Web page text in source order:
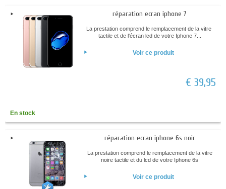
réparation ecran iphone 7
La prestation comprend le remplacement de la vitre
tactile et de l'écran lcd de votre Iphone 7...
Voir ce produit
€ 39,95
En stock
réparation ecran iphone 6s noir
La prestation comprend le remplacement de la vitre
noire tactile et du lcd de votre Iphone 6s
Voir ce produit